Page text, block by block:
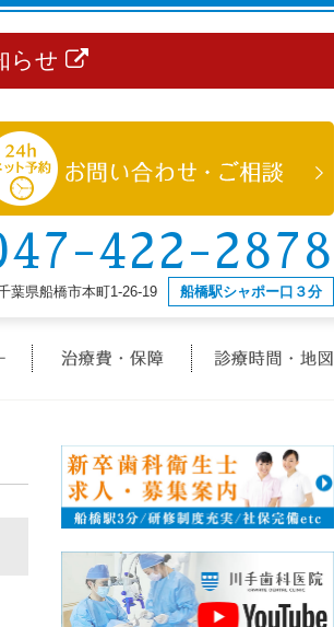
らせ
422-2878
葉県船橋市本町1-26-19 船橋駅シャポー口３分
治療メニュー 治療費・保証